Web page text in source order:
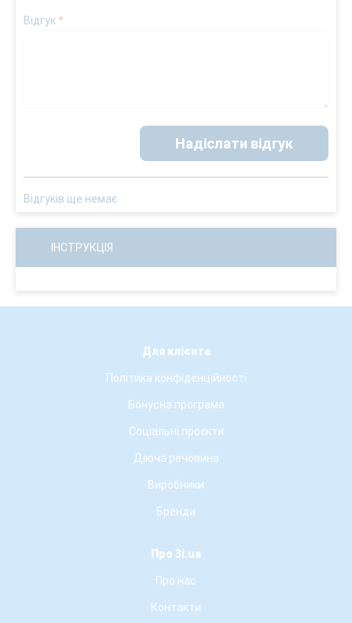
Відгук*
Надіслати відгук
Відгуків ще немає
ІНСТРУКЦІЯ
Для клієнта
Політика конфіденційності
Бонусна програма
Соціальні проєкти
Діюча речовина
Виробники
Бренди
Про 3i.ua
Про нас
Контакти